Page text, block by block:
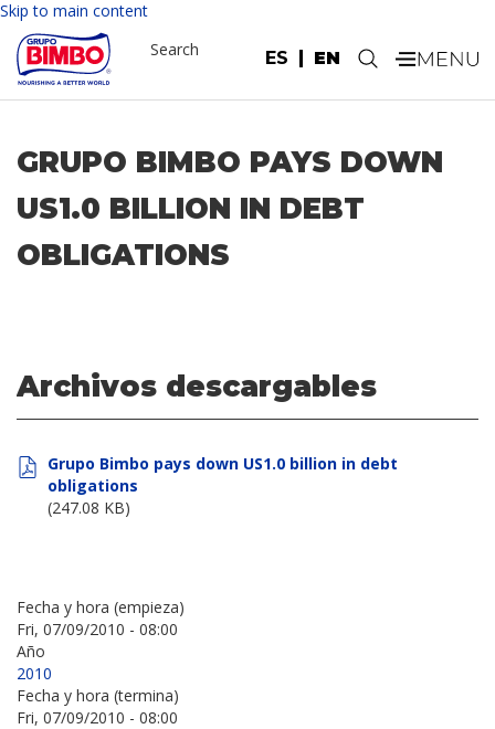
Skip to main content
ES EN
Search .
GRUPO BIMBO PAYS DOWN
US1.0 BILLION IN DEBT
OBLIGATIONS
Archivos descargables
Grupo Bimbo pays down US1.0 billion in debt
obligations
(247.08 KB)
Fecha y hora (empieza)
Fri, 07/09/2010 - 08:00
Año
2010
Fecha y hora (termina)
Fri, 07/09/2010 - 08:00